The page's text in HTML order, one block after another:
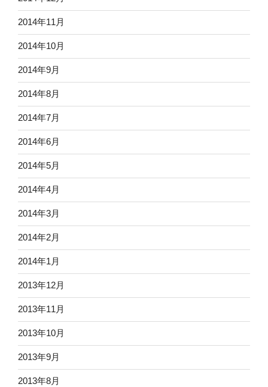
2014年11月
2014年10月
2014年9月
2014年8月
2014年7月
2014年6月
2014年5月
2014年4月
2014年3月
2014年2月
2014年1月
2013年12月
2013年11月
2013年10月
2013年9月
2013年8月